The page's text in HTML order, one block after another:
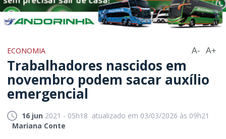
ECONOMIA A- A+
Trabalhadores nascidos em
novembro podem sacar auxílio
emergencial
16 jun 2021 - 05h18 atualizado em 03/03/2026 às 09h21
Mariana Conte